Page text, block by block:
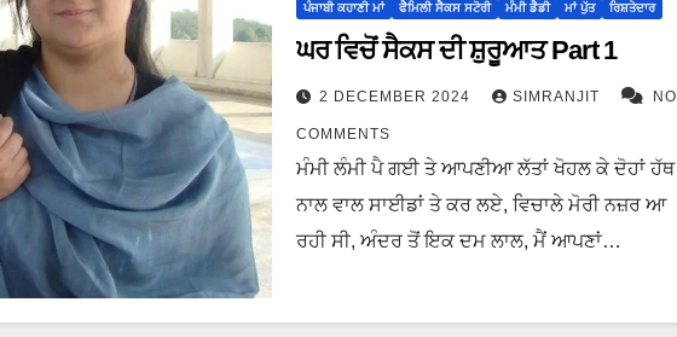
ਪੰਜਾਬੀ ਕਹਾਣੀ ਮਾਂ
ਫੈਮਿਲੀ ਸੈਕਸ ਸਟੋਰੀ ਮੰਮੀ ਡੈਡੀ ਮਾਂ ਪੁੱਤ ਰਿਸ਼ਤੇਦਾਰ
ਘਰ ਵਿਚੋਂ ਸੈਕਸ ਦੀ ਸ਼ੁਰੂਆਤ Part 1
2 DECEMBER 2024 SIMRANJIT NO
COMMENTS
ਮੰਮੀ ਲੰਮੀ ਪੈ ਗਈ ਤੇ ਆਪਣੀਆ ਲੱਤਾਂ ਖੋਹਲ ਕੇ ਦੋਹਾਂ ਹੱਥ
ਨਾਲ ਵਾਲ ਸਾਈਡਾਂ ਤੇ ਕਰ ਲਏ, ਵਿਚਾਲੇ ਮੋਰੀ ਨਜ਼ਰ ਆ
ਰਹੀ ਸੀ, ਅੰਦਰ ਤੋਂ ਇਕ ਦਮ ਲਾਲ, ਮੈਂ ਆਪਣਾਂ…